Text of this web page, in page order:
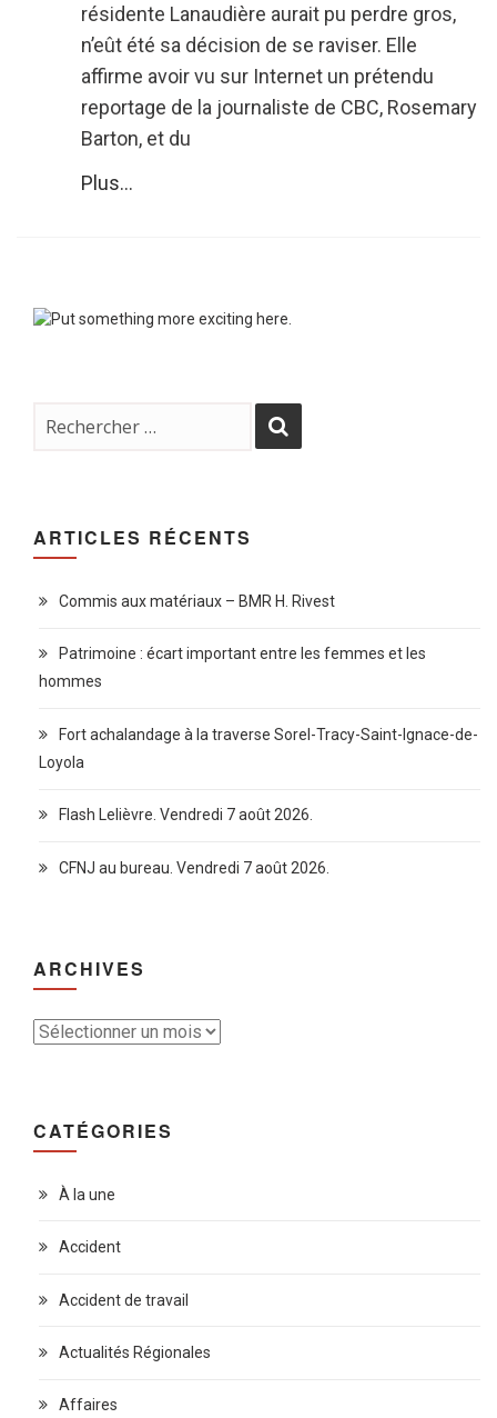
résidente Lanaudière aurait pu perdre gros,
n’eût été sa décision de se raviser. Elle
affirme avoir vu sur Internet un prétendu
reportage de la journaliste de CBC, Rosemary
Barton, et du
Plus...
ARTICLES RÉCENTS
Commis aux matériaux – BMR H. Rivest
Patrimoine : écart important entre les femmes et les
hommes
Fort achalandage à la traverse Sorel-Tracy-Saint-Ignace-de-
Loyola
Flash Lelièvre. Vendredi 7 août 2026.
CFNJ au bureau. Vendredi 7 août 2026.
ARCHIVES
Archives
CATÉGORIES
À la une
Accident
Accident de travail
Actualités Régionales
Affaires